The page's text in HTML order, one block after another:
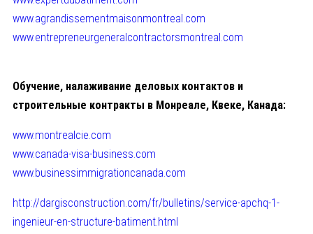
www.agrandissementmaisonmontreal.com
www.entrepreneurgeneralcontractorsmontreal.com
Обучение, налаживание деловых контактов и
строительные контракты в Монреале, Квеке, Канада:
www.montrealcie.com
www.canada-visa-business.com
www.businessimmigrationcanada.com
http://dargisconstruction.com/fr/bulletins/service-apchq-1-
ingenieur-en-structure-batiment.html